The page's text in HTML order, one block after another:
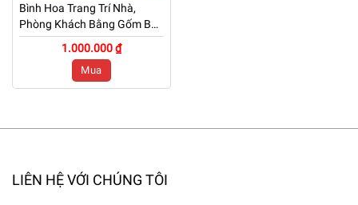
Bình Hoa Trang Trí Nhà,
Phòng Khách Bằng Gốm Bát
Tràng Họa Tiết Hoa – T7508
1.000.000 ₫
Mua
LIÊN HỆ VỚI CHÚNG TÔI